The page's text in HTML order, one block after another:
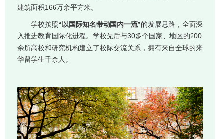
建筑面积166万余平方米。
学校按照“以国际知名带动国内一流”的发展思路，全面深
入推进教育国际化进程。学校先后与30多个国家、地区的200
余所高校和研究机构建立了校际交流关系，拥有来自全球的来
华留学生千余人。